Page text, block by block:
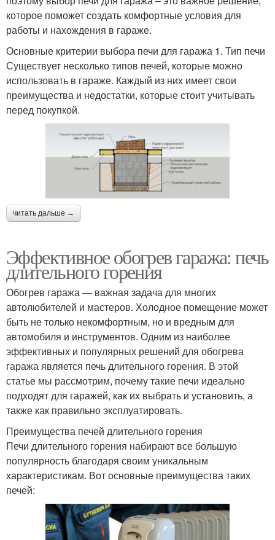
которое поможет создать комфортные условия для
работы и нахождения в гараже.
Основные критерии выбора печи для гаража 1. Тип печи
Существует несколько типов печей, которые можно
использовать в гараже. Каждый из них имеет свои
преимущества и недостатки, которые стоит учитывать
перед покупкой.
читать дальше →
Эффективное обогрев гаража: печь
длительного горения
Обогрев гаража — важная задача для многих
автолюбителей и мастеров. Холодное помещение может
быть не только некомфортным, но и вредным для
автомобиля и инструментов. Одним из наиболее
эффективных и популярных решений для обогрева
гаража является печь длительного горения. В этой
статье мы рассмотрим, почему такие печи идеально
подходят для гаражей, как их выбрать и установить, а
также как правильно эксплуатировать.
Преимущества печей длительного горения
Печи длительного горения набирают все большую
популярность благодаря своим уникальным
характеристикам. Вот основные преимущества таких
печей: